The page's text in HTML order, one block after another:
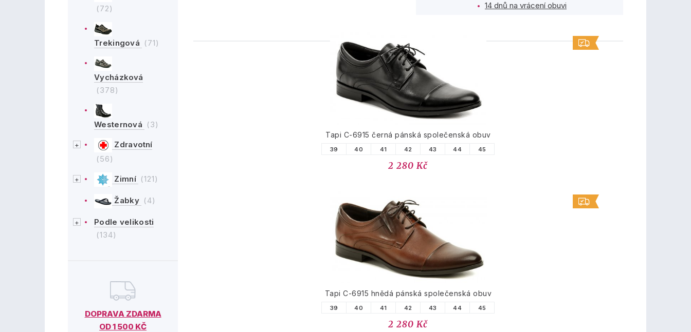
(72)
Trekingová (71)
Vycházková
(378)
Westernová (3)
Zdravotní
(56)
Zimní (121)
Žabky (4)
Podle velikosti
(134)
DOPRAVA ZDARMA
OD 1 500 KČ
14 dnů na vrácení obuvi
PODOBNÉ PRODUKTY
Tapi C-6915 černá pánská společenská obuv
39 40 41 42 43 44 45
2 280 Kč
Tapi C-6915 hnědá pánská společenská obuv
39 40 41 42 43 44 45
2 280 Kč